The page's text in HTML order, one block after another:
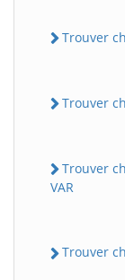
Trouver
Trouver
Trouver
VAR
Trouver